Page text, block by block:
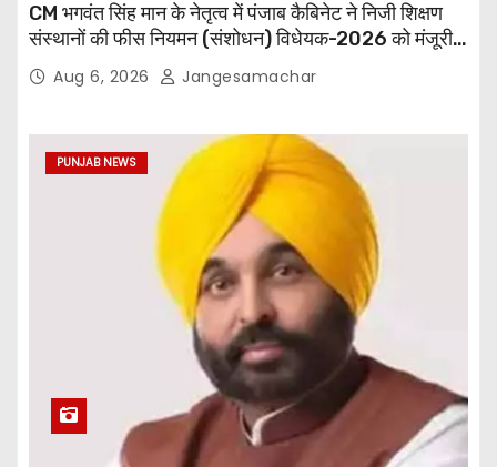
CM भगवंत सिंह मान के नेतृत्व में पंजाब कैबिनेट ने निजी शिक्षण
संस्थानों की फीस नियमन (संशोधन) विधेयक-2026 को मंजूरी
दी Aug 6, 2026 Jangesamachar
PUNJAB NEWS